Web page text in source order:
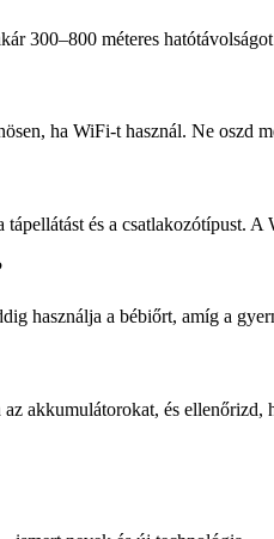
300–800 méteres
ha WiFi-t használ. Ne oszd
és a
használja a bébiőrt, amíg a
az akkumulátorokat, és